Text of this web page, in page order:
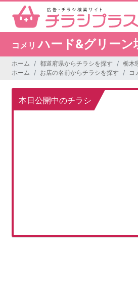
コメリハード&グリーン
ホーム 都道府県からチラシを探す 栃木
ホーム
お店の名前からチラシを探す コ
本日公開中のチラシ